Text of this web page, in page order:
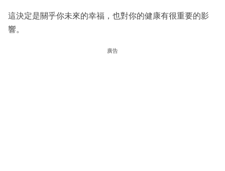
這決定是關乎你未來的幸福，也對你的健康有很重要的影
響。
廣告